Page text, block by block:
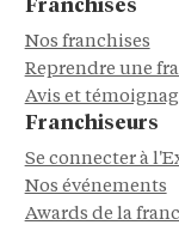
Franchisés
Nos franchises
Reprendre une
Avis et
Franchiseurs
Se connecter à
Nos événements
Awards de la